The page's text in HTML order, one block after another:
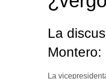
La
La